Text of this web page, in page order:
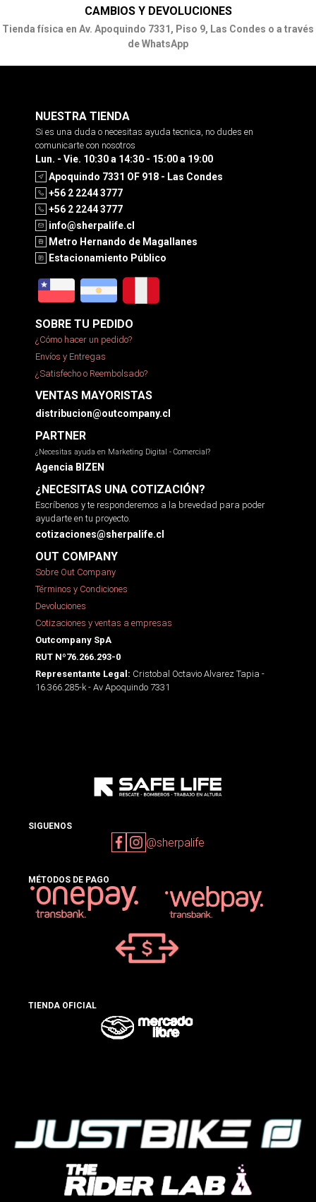
CAMBIOS Y DEVOLUCIONES
Tienda física en Av. Apoquindo 7331, Piso 9, Las Condes o a través
de WhatsApp
NUESTRA TIENDA
Si es una duda o necesitas ayuda tecnica, no dudes en
comunicarte con nosotros
Lun. - Vie. 10:30 a 14:30 - 15:00 a 19:00
Apoquindo 7331 OF 918 - Las Condes
+56 2 2244 3777
+56 2 2244 3777
info@sherpalife.cl
Metro Hernando de Magallanes
Estacionamiento Público
SOBRE TU PEDIDO
¿Cómo hacer un pedido?
Envíos y Entregas
¿Satisfecho o Reembolsado?
VENTAS MAYORISTAS
distribucion@outcompany.cl
PARTNER
¿Necesitas ayuda en Marketing Digital - Comercial?
Agencia BIZEN
¿NECESITAS UNA COTIZACIÓN?
Escríbenos y te responderemos a la brevedad para poder
ayudarte en tu proyecto.
cotizaciones@sherpalife.cl
OUT COMPANY
Sobre Out Company
Términos y Condiciones
Devoluciones
Cotizaciones y ventas a empresas
Outcompany SpA
RUT Nº76.266.293-0
Representante Legal: Cristobal Octavio Alvarez Tapia -
16.366.285-k - Av Apoquindo 7331
SIGUENOS
@sherpalife
MÉTODOS DE PAGO
TIENDA OFICIAL